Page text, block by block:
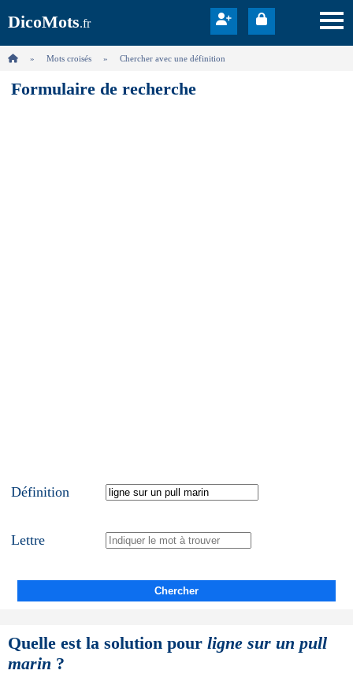
DicoMots.fr
Mots croisés Chercher avec une définition
Formulaire de recherche
Définition
Lettre
Chercher
Quelle est la solution pour ligne sur un pull
marin ?